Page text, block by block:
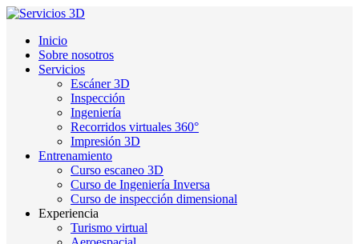
Inicio
Sobre nosotros
Servicios
Escáner 3D
Inspección
Ingeniería
Recorridos virtuales 360°
Impresión 3D
Entrenamiento
Curso escaneo 3D
Curso de Ingeniería Inversa
Curso de inspección dimensional
Experiencia
Turismo virtual